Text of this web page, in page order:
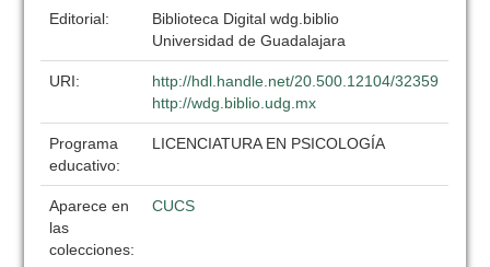
Editorial:
Biblioteca Digital wdg.biblio
Universidad de Guadalajara
URI:
http://hdl.handle.net/20.500.12104/32359
http://wdg.biblio.udg.mx
Programa
educativo:
LICENCIATURA EN PSICOLOGÍA
Aparece en
las
colecciones:
CUCS